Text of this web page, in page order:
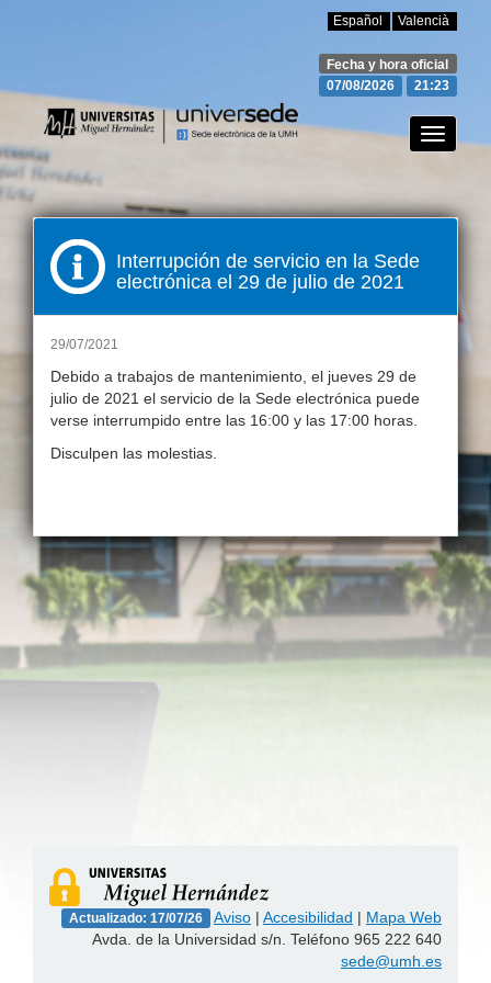
Español Valencià
Fecha y hora oficial
07/08/2026
21:23
Toggle
Interrupción de servicio en la Sede
electrónica el 29 de julio de 2021
29/07/2021
Debido a trabajos de mantenimiento, el jueves 29 de
julio de 2021 el servicio de la Sede electrónica puede
verse interrumpido entre las 16:00 y las 17:00 horas.
Disculpen las molestias.
Actualizado: 17/07/26 Aviso | Accesibilidad | Mapa Web
Avda. de la Universidad s/n. Teléfono 965 222 640
sede@umh.es